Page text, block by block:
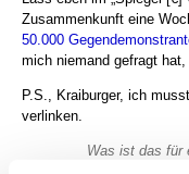
Zusammenkunft eine
50.000
mich niemand gefragt
P.S., Kraiburger, ich
verlinken.
Was ist das für